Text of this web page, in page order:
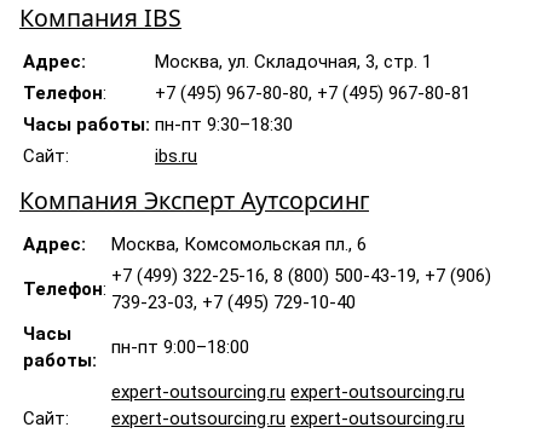
Компания IBS
Адрес:
Москва, ул. Складочная, 3, стр. 1
Телефон:
+7 (495) 967-80-80, +7 (495) 967-80-81
Часы работы: пн-пт 9:30–18:30
Сайт:
ibs.ru
Компания Эксперт Аутсорсинг
Адрес: Москва, Комсомольская пл., 6
Телефон:
+7 (499) 322-25-16, 8 (800) 500-43-19, +7 (906)
739-23-03, +7 (495) 729-10-40
Часы
работы:
пн-пт 9:00–18:00
Сайт:
expert-outsourcing.ru expert-outsourcing.ru
expert-outsourcing.ru expert-outsourcing.ru